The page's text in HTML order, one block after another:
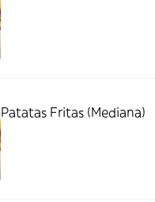
Patatas Fritas (Mediana)